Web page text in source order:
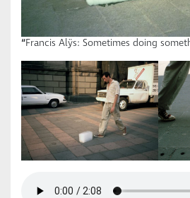
“Francis Alÿs: Sometimes doing